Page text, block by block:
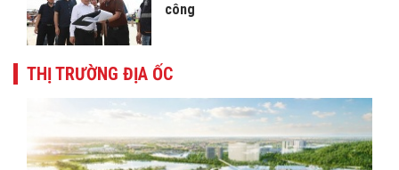
công
THỊ TRƯỜNG ĐỊA ỐC